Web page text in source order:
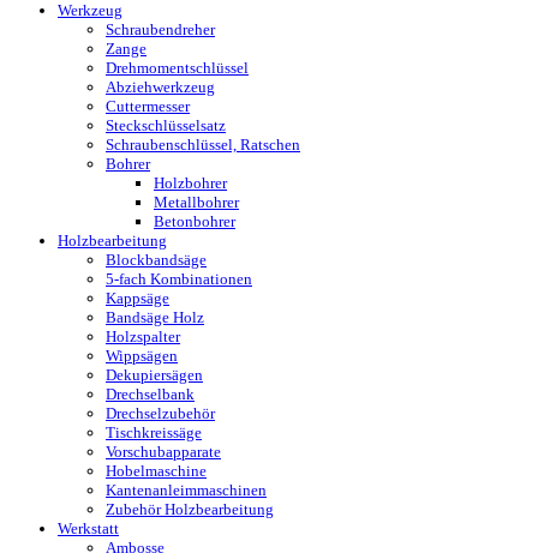
Werkzeug
Schraubendreher
Zange
Drehmomentschlüssel
Abziehwerkzeug
Cuttermesser
Steckschlüsselsatz
Schraubenschlüssel, Ratschen
Bohrer
Holzbohrer
Metallbohrer
Betonbohrer
Holzbearbeitung
Blockbandsäge
5-fach Kombinationen
Kappsäge
Bandsäge Holz
Holzspalter
Wippsägen
Dekupiersägen
Drechselbank
Drechselzubehör
Tischkreissäge
Vorschubapparate
Hobelmaschine
Kantenanleimmaschinen
Zubehör Holzbearbeitung
Werkstatt
Ambosse